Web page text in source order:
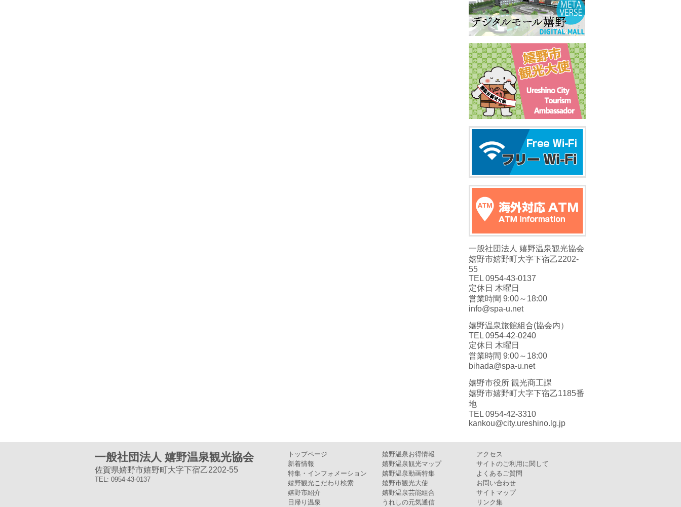
一般社団法人 嬉野温泉観光協会
嬉野市嬉野町大字下宿乙2202-
55
TEL 0954-43-0137
定休日 木曜日
営業時間 9:00～18:00
info@spa-u.net
嬉野温泉旅館組合(協会内）
TEL 0954-42-0240
定休日 木曜日
営業時間 9:00～18:00
bihada@spa-u.net
嬉野市役所 観光商工課
嬉野市嬉野町大字下宿乙1185番
地
TEL 0954-42-3310
kankou@city.ureshino.lg.jp
一般社団法人 嬉野温泉観光協会
佐賀県嬉野市嬉野町大字下宿乙2202-55
TEL: 0954-43-0137
トップページ
新着情報
特集・インフォメーション
嬉野観光こだわり検索
嬉野市紹介
日帰り温泉
嬉野温泉お得情報
嬉野温泉観光マップ
嬉野温泉動画特集
嬉野市観光大使
嬉野温泉芸能組合
うれしの元気通信
アクセス
サイトのご利用に関して
よくあるご質問
お問い合わせ
サイトマップ
リンク集